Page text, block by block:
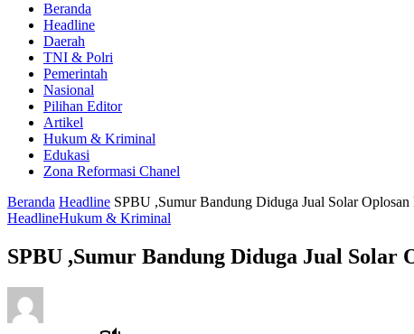
Beranda
Headline
Daerah
TNI & Polri
Pemerintah
Nasional
Pilihan Editor
Artikel
Hukum & Kriminal
Edukasi
Zona Reformasi Chanel
Beranda Headline SPBU ,Sumur Bandung Diduga Jual Solar
HeadlineHukum & Kriminal
SPBU ,Sumur Bandung Diduga Jual